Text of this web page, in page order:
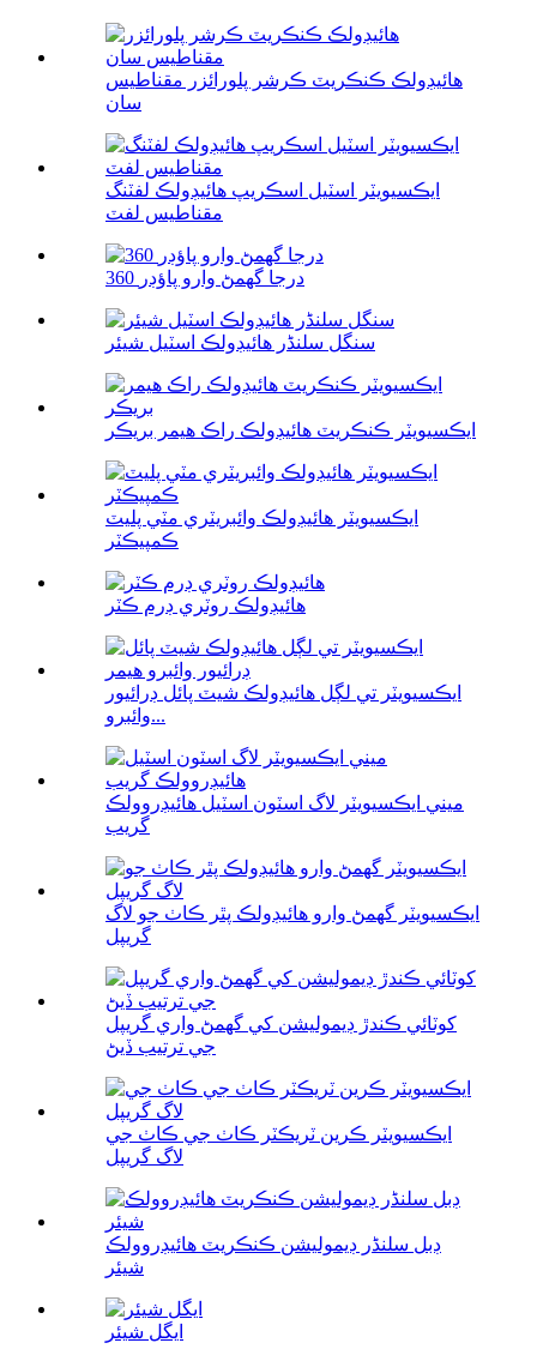
هائيڊولڪ ڪنڪريٽ ڪرشر پلورائزر مقناطيس
سان
ايڪسيويٽر اسٽيل اسڪريپ هائيڊولڪ لفٽنگ
مقناطيس لفٽ
360 درجا گھمڻ وارو پاؤڊر
سنگل سلنڈر هائيڊولڪ اسٽيل شيئر
ايڪسيويٽر ڪنڪريٽ هائيڊولڪ راڪ هيمر بريڪر
ايڪسيويٽر هائيڊولڪ وائبريٽري مٽي پليٽ
ڪمپيڪٽر
هائيڊولڪ روٽري ڊرم ڪٽر
ايڪسيويٽر تي لڳل هائيڊولڪ شيٽ پائل ڊرائيور
وائبرو...
ميني ايڪسيويٽر لاگ اسٽون اسٽيل هائيڊروولڪ
گريب
ايڪسيويٽر گھمڻ وارو هائيڊولڪ پٿر ڪاٺ جو لاگ
گريپل
کوٽائي ڪندڙ ڊيموليشن کي گھمڻ واري گريپل
جي ترتيب ڏيڻ
ايڪسيويٽر ڪرين ٽريڪٽر ڪاٺ جي ڪاٺ جي
لاگ گريپل
ڊبل سلنڈر ڊيموليشن ڪنڪريٽ هائيڊروولڪ
شيئر
ايگل شيئر